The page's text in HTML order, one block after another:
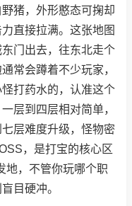
猪，外形憨态可掬却
直接拉满。这张地图
门出去，往东北走个
常会蹲着不少玩家，
打药水的，认准这个
层到四层相对简单，
层难度升级，怪物密
，是打宝的核心区
地，不管你玩哪个职
目硬冲。